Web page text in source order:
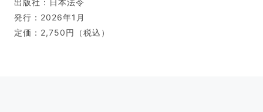
出版社：日本法令
発行：2026年1月
定価：2,750円（税込）